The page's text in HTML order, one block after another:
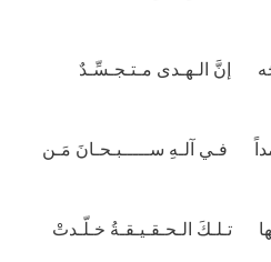
إنَّ الـهـدى مـتـجـسِّـدٌ
فـي آلـهِ ســـــبـحـانَ مَـن
تـلـكَ الـحـقـيـقـةُ خـلّـدتْ